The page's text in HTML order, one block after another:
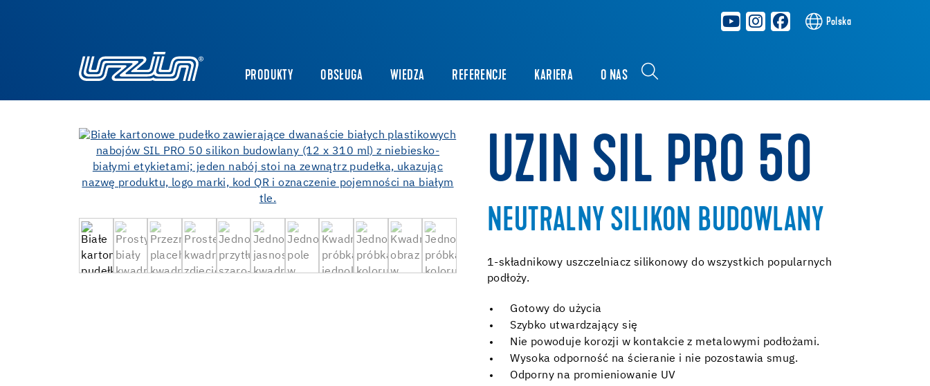
Polska
PRODUKTY OBSŁUGA WIEDZA REFERENCJE KARIERA O NAS
UZIN SIL PRO 50
NEUTRALNY SILIKON BUDOWLANY
1-składnikowy uszczelniacz silikonowy do wszystkich popularnych
podłoży.
Gotowy do użycia
Szybko utwardzający się
Nie powoduje korozji w kontakcie z metalowymi podłożami.
Wysoka odporność na ścieranie i nie pozostawia smug.
Odporny na promieniowanie UV